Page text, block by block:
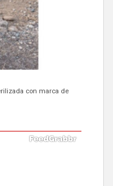
CANARIA
de la zona los